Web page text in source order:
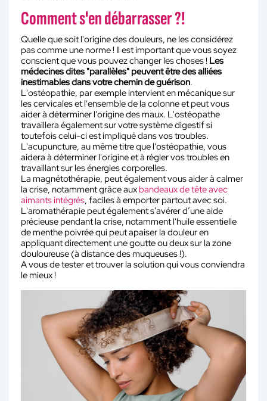
Comment s'en débarrasser ?!
Quelle que soit l'origine des douleurs, ne les considérez
pas comme une norme ! Il est important que vous soyez
conscient que vous pouvez changer les choses ! Les
médecines dites "parallèles" peuvent être des alliées
inestimables dans votre chemin de guérison.
L'ostéopathie, par exemple intervient en mécanique sur
les cervicales et l'ensemble de la colonne et peut vous
aider à déterminer l'origine des maux. L'ostéopathe
travaillera également sur votre système digestif si
toutefois celui-ci est impliqué dans vos troubles.
L'acupuncture, au même titre que l'ostéopathie, vous
aidera à déterminer l'origine et à régler vos troubles en
travaillant sur les énergies corporelles.
La magnétothérapie, peut également vous aider à calmer
la crise, notamment grâce aux bandeaux de tête avec
aimants intégrés, faciles à emporter partout avec soi.
L'aromathérapie peut également s’avérer d’une aide
précieuse pendant la crise, notamment l'huile essentielle
de menthe poivrée qui peut apaiser la douleur en
appliquant directement une goutte ou deux sur la zone
douloureuse (à distance des muqueuses !).
A vous de tester et trouver la solution qui vous conviendra
le mieux !